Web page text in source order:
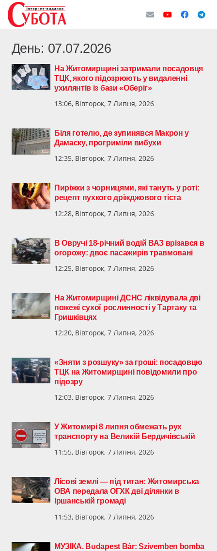
День: 07.07.2026
На Житомирщині затримали посадовця
ТЦК, якого підозрюють у видаленні
ухилянтів із бази «Оберіг»
13:06, Вівторок, 7 Липня, 2026
Біля готелю, де зупинявся Макрон у
Дамаску, прогриміли вибухи
12:35, Вівторок, 7 Липня, 2026
Пиріжки з чорницями, які тануть у роті:
рецепт пухкого дріжджового тіста
12:28, Вівторок, 7 Липня, 2026
В Овручі 18-річний водій ВАЗ врізався в
огорожу: двоє пасажирів травмовані
12:25, Вівторок, 7 Липня, 2026
На Житомирщині ДСНС ліквідувала дві
пожежі сухої рослинності у Тартаку та
Гришківцях
12:20, Вівторок, 7 Липня, 2026
«Зняти з розшуку» за гроші: посадовцю
ТЦК на Житомирщині повідомили про
підозру
12:03, Вівторок, 7 Липня, 2026
У Житомирі 8 липня обмежать рух
транспорту на Великій Бердичівській
11:55, Вівторок, 7 Липня, 2026
Лісові землі — під титан: Житомирська
ОВА передала ОГХК дві ділянки в
Іршанській громаді
11:53, Вівторок, 7 Липня, 2026
МУЗІКА. Budapest Bár: Szívemben bomba